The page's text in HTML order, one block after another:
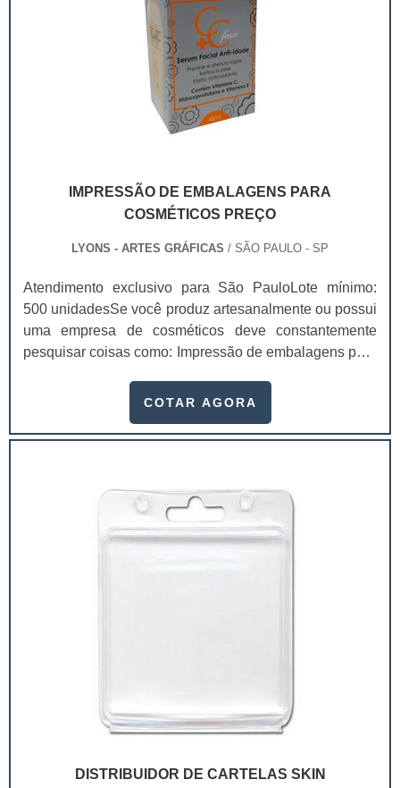
IMPRESSÃO DE EMBALAGENS PARA
COSMÉTICOS PREÇO
LYONS - ARTES GRÁFICAS / SÃO PAULO - SP
Atendimento exclusivo para São PauloLote mínimo:
500 unidadesSe você produz artesanalmente ou possui
uma empresa de cosméticos deve constantemente
pesquisar coisas como: Impressão de embalagens para
um investimento necessário para quem está no
extremamente competitivo, assim, as embalagens
COTAR AGORA
DISTRIBUIDOR DE CARTELAS SKIN